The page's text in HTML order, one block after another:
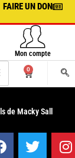
FAIRE UN DON
Mon compte
0
de Macky Sall